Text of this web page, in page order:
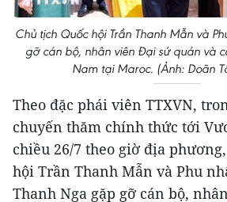
Chủ tịch Quốc hội Trần Thanh Mẫn và
gỡ cán bộ, nhân viên Đại sứ quán và
Nam tại Maroc. (Ảnh: Doãn
Theo đặc phái viên TTXVN,
chuyến thăm chính thức tới
chiều 26/7 theo giờ địa
hội Trần Thanh Mẫn và Phu
Thanh Nga gặp gỡ cán bộ,